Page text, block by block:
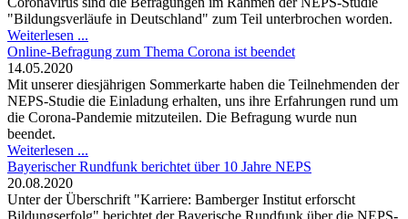
"Bildungsverläufe in Deutschland" zum Teil unterbrochen worden.
Weiterlesen ...
Online-Befragung zum Thema Corona ist beendet
14.05.2020
Mit unserer diesjährigen Sommerkarte haben die Teilnehmenden der
NEPS-Studie die Einladung erhalten, uns ihre Erfahrungen rund um
die Corona-Pandemie mitzuteilen. Die Befragung wurde nun
beendet.
Weiterlesen ...
Bayerischer Rundfunk berichtet über 10 Jahre NEPS
20.08.2020
Unter der Überschrift "Karriere: Bamberger Institut erforscht